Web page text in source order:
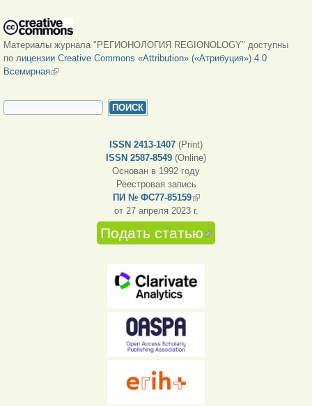
Материалы журнала "РЕГИОНОЛОГИЯ REGIONOLOGY" доступны
по лицензии Creative Commons «Attribution» («Атрибуция») 4.0
Всемирная(внешняя ссылка)
ФОРМА ПОИСКА
ISSN 2413-1407 (Print)
ISSN 2587-8549 (Online)
Основан в 1992 году
Реестровая запись
ПИ № ФС77-85159(внешняя ссылка)
от 27 апреля 2023 г.
Подать статью